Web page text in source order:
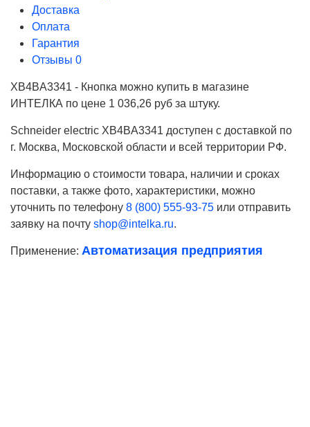
Доставка
Оплата
Гарантия
Отзывы 0
XB4BA3341 - Кнопка можно купить в магазине
ИНТЕЛКА по цене 1 036,26 руб за штуку.
Schneider electric XB4BA3341 доступен с доставкой по
г. Москва, Московской области и всей территории РФ.
Информацию о стоимости товара, наличии и сроках
поставки, а также фото, характеристики, можно
уточнить по телефону 8 (800) 555-93-75 или отправить
заявку на почту shop@intelka.ru.
Применение: Автоматизация предприятия
Ваше имя